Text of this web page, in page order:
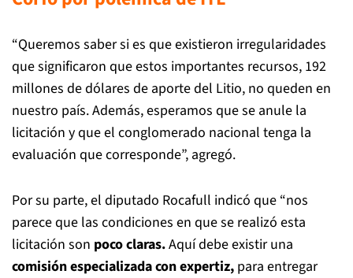
“Queremos saber si es que existieron irregularidades
que significaron que estos importantes recursos, 192
millones de dólares de aporte del Litio, no queden en
nuestro país. Además, esperamos que se anule la
licitación y que el conglomerado nacional tenga la
evaluación que corresponde”, agregó.
Por su parte, el diputado Rocafull indicó que “nos
parece que las condiciones en que se realizó esta
licitación son poco claras.Aquí debe existir una
comisión especializada con expertiz, para entregar